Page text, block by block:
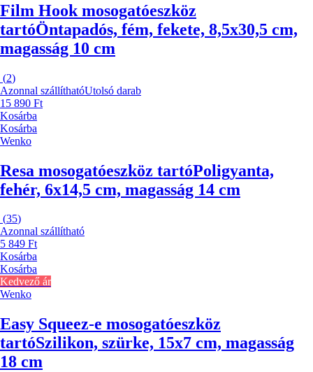
Film Hook mosogatóeszköz
tartóÖntapadós, fém, fekete, 8,5x30,5 cm,
magasság 10 cm
(2)
Azonnal szállíthatóUtolsó darab
15 890 Ft
Kosárba
Kosárba
Wenko
Resa mosogatóeszköz tartóPoligyanta,
fehér, 6x14,5 cm, magasság 14 cm
(35)
Azonnal szállítható
5 849 Ft
Kosárba
Kosárba
Kedvező ár
Wenko
Easy Squeez-e mosogatóeszköz
tartóSzilikon, szürke, 15x7 cm, magasság
18 cm